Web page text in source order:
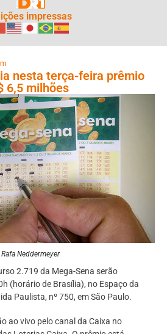
impressas
nesta terça-feira prêmio
6,5 milhões
Rafa Neddermeyer
2.719 da Mega-Sena serão
(horário de Brasília), no Espaço da
Paulista, nº 750, em São Paulo.
ao vivo pelo canal da Caixa no